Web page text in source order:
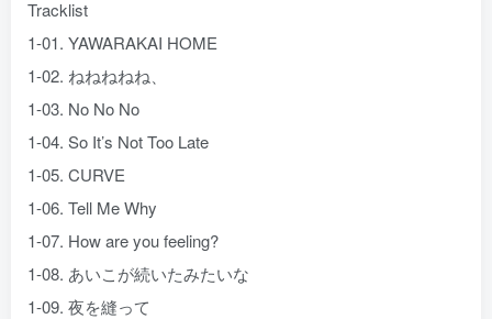
Tracklist
1-01. YAWARAKAI HOME
1-02. ねねねねね、
1-03. No No No
1-04. So It’s Not Too Late
1-05. CURVE
1-06. Tell Me Why
1-07. How are you feeling?
1-08. あいこが続いたみたいな
1-09. 夜を縫って